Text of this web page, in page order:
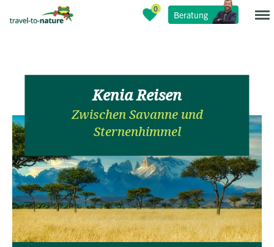
Beratung
Kenia Reisen
Zwischen Savanne und
Sternenhimmel